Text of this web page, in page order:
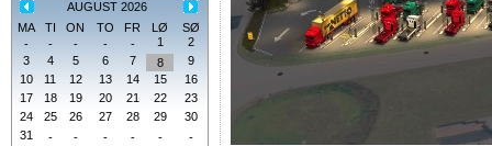
AUGUST 2026
MA
TI ON TO FR LØ
SØ
-
- - - - 1
2
3
4 5 6 7 8
9
10
11 12 13 14 15
16
17
18 19 20 21 22
23
24
25 26 27 28 29
30
31
- - - - -
-